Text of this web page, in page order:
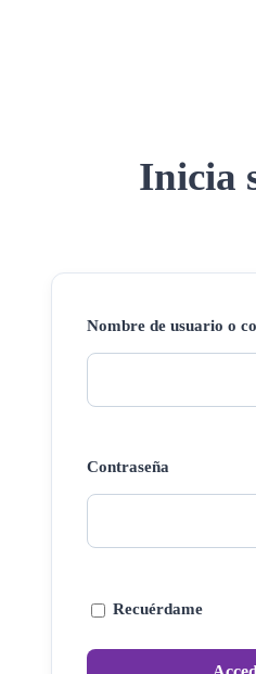
Inicia
Nombre de usuario o
Contraseña
Recuérdame